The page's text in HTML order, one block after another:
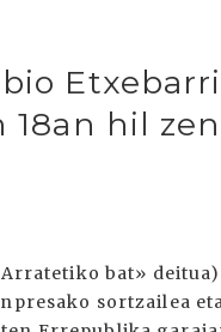
hil zen
bat»
sortzailea